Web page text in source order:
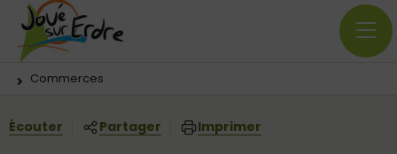
Panneau de gestion des cookies
Menu principal
Contenus
Vous êtes ici:
Commerces
Écouter Partager Imprimer